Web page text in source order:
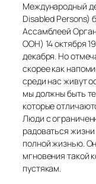
Международный
Disabled Persons)
Ассамблеей
ООН) 14 октября
декабря. Но
скорее как
среди нас живут
мы должны быть
которые
Люди с
радоваться
полной жизнью.
мгновения такой
пустякам.